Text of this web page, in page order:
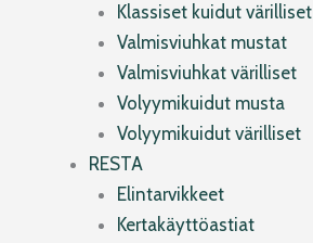
Klassiset kuidut värilliset
Valmisviuhkat mustat
Valmisviuhkat värilliset
Volyymikuidut musta
Volyymikuidut värilliset
RESTA
Elintarvikkeet
Kertakäyttöastiat